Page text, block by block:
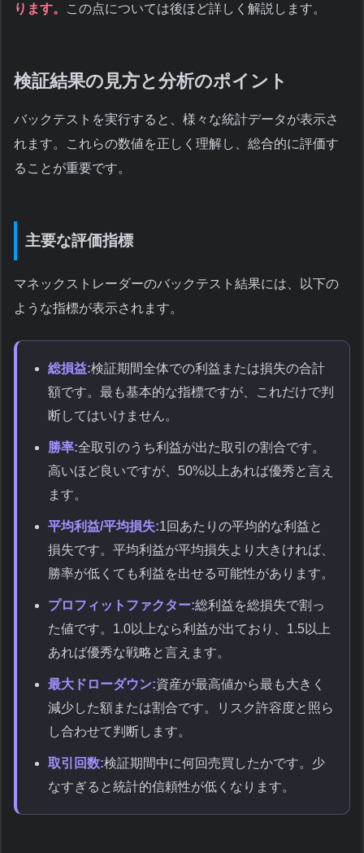
ります。
この点については後ほど詳しく解説します。
検証結果の見方と分析のポイント
バックテストを実行すると、様々な統計データが表示さ
れます。これらの数値を正しく理解し、総合的に評価す
ることが重要です。
主要な評価指標
マネックストレーダーのバックテスト結果には、以下の
ような指標が表示されます。
総損益:検証期間全体での利益または損失の合計
額です。最も基本的な指標ですが、これだけで判
断してはいけません。
勝率:全取引のうち利益が出た取引の割合です。
高いほど良いですが、50%以上あれば優秀と言え
ます。
平均利益/平均損失:1回あたりの平均的な利益と
損失です。平均利益が平均損失より大きければ、
勝率が低くても利益を出せる可能性があります。
プロフィットファクター:総利益を総損失で割っ
た値です。1.0以上なら利益が出ており、1.5以上
あれば優秀な戦略と言えます。
最大ドローダウン:資産が最高値から最も大きく
減少した額または割合です。リスク許容度と照ら
し合わせて判断します。
取引回数:検証期間中に何回売買したかです。少
なすぎると統計的信頼性が低くなります。